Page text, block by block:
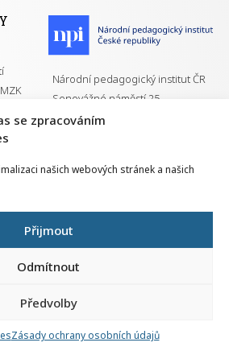
se zpracováním
našich webových stránek a našich
Přijmout
Odmítnout
Předvolby
Zásady ochrany osobních údajů
Národní pedagogický institut ČR
Senovážné náměstí 25
110 00 Praha 1